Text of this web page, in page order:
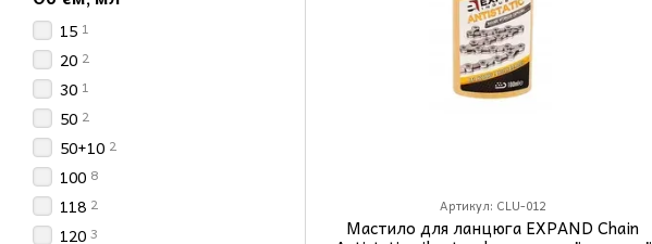
Артикул: CLU-012
Мастило для ланцюга EXPAND Chain
15 1
20 2
30 1
50 2
50+10 2
100 8
118 2
120 3